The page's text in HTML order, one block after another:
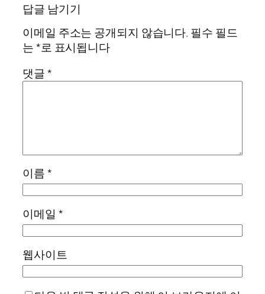
답글 남기기
이메일 주소는 공개되지 않습니다. 필수 필드
는*로 표시됩니다
댓글*
이름*
이메일 *
웹사이트